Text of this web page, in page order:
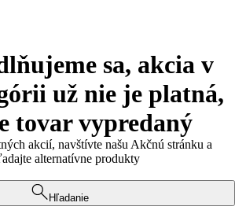
sa, akcia v
už nie je platná,
tovar vypredaný
akcií, navštívte našu Akčnú stránku a
alternatívne produkty
Hľadanie